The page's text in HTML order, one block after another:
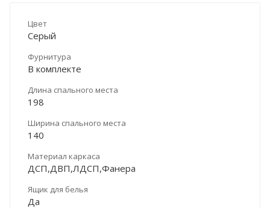
Цвет
Серый
Фурнитура
В комплекте
Длина спального места
198
Ширина спального места
140
Материал каркаса
ДСП,ДВП,ЛДСП,Фанера
Ящик для белья
Да